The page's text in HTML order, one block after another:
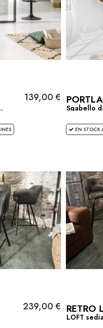
139,00 €
Sgabello
EN STOCK
239,00 € RETRO
LOFT